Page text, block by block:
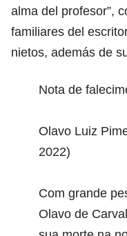
alma del profesor”,
familiares del
nietos, además de
Nota de
Olavo Luiz
2022)
Com grande
Olavo de